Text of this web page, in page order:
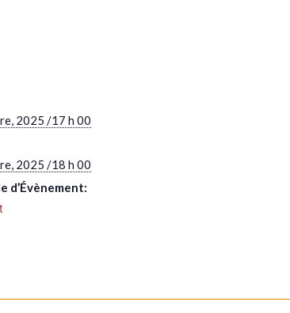
2025 /17 h 00
2025 /18 h 00
d’Évènement: